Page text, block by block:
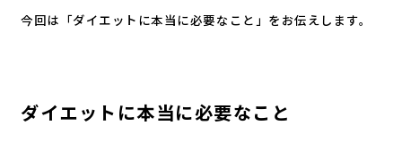
今回は「ダイエットに本当に必要なこと」をお伝えします。
ダイエットに本当に必要なこと